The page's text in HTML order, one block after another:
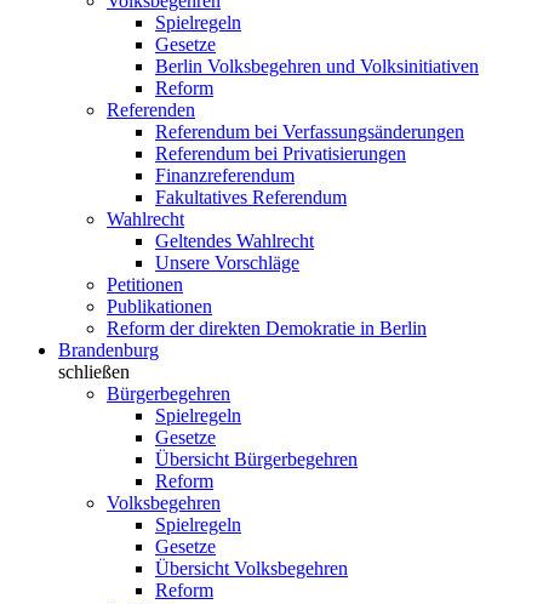
Spielregeln
Gesetze
Berlin Volksbegehren und Volksinitiativen
Reform
Referenden
Referendum bei Verfassungsänderungen
Referendum bei Privatisierungen
Finanzreferendum
Fakultatives Referendum
Wahlrecht
Geltendes Wahlrecht
Unsere Vorschläge
Petitionen
Publikationen
Reform der direkten Demokratie in Berlin
Brandenburg
schließen
Bürgerbegehren
Spielregeln
Gesetze
Übersicht Bürgerbegehren
Reform
Volksbegehren
Spielregeln
Gesetze
Übersicht Volksbegehren
Reform